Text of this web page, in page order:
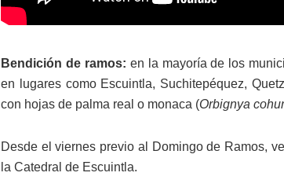
Bendición de ramos: en la mayoría de los
en lugares como Escuintla, Suchitepéquez,
con hojas de palma real o monaca (Orbignya
Desde el viernes previo al Domingo de Ramos,
la Catedral de Escuintla.